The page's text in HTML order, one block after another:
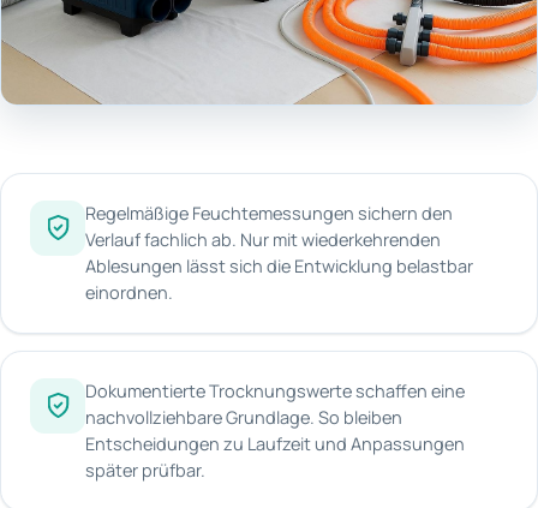
Regelmäßige Feuchtemessungen sichern den
Verlauf fachlich ab. Nur mit wiederkehrenden
Ablesungen lässt sich die Entwicklung belastbar
einordnen.
Dokumentierte Trocknungswerte schaffen eine
nachvollziehbare Grundlage. So bleiben
Entscheidungen zu Laufzeit und Anpassungen
später prüfbar.